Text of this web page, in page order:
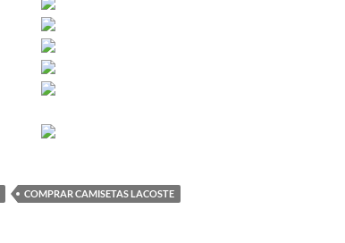
COMPRAR CAMISETAS LACOSTE